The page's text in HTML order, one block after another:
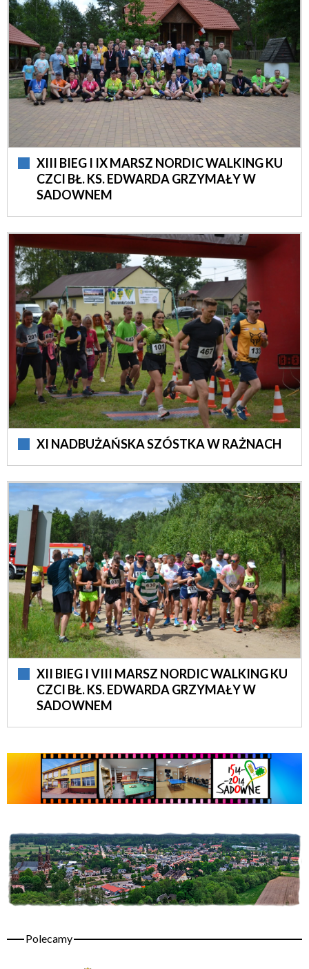
Sport
Autor
Wybierz
Publikacja od
—
XIII BIEG I IX MARSZ NORDIC WALKING KU
CZCI BŁ. KS. EDWARDA GRZYMAŁY W
SADOWNEM
XI NADBUŻAŃSKA SZÓSTKA W RAŻNACH
XII BIEG I VIII MARSZ NORDIC WALKING KU
CZCI BŁ. KS. EDWARDA GRZYMAŁY W
SADOWNEM